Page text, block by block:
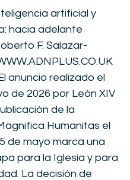
artificial y
hacia adelante
F. Salazar-
anuncio realizado el
de 2026 por León XIV
de la
Humanitas el
de mayo marca una
para la Iglesia y para
La decisión de